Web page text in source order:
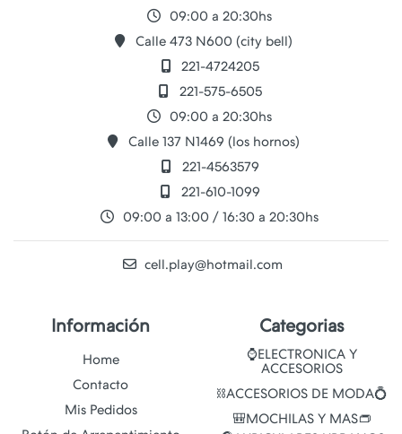
09:00 a 20:30hs
Calle 473 N600 (city bell)
221-4724205
221-575-6505
09:00 a 20:30hs
Calle 137 N1469 (los hornos)
221-4563579
221-610-1099
09:00 a 13:00 / 16:30 a 20:30hs
cell.play@hotmail.com
Información
Home
Contacto
Mis Pedidos
Categorias
⌚ELECTRONICA Y
ACCESORIOS
⛓️ACCESORIOS DE MODA💍
🎒MOCHILAS Y MAS👝